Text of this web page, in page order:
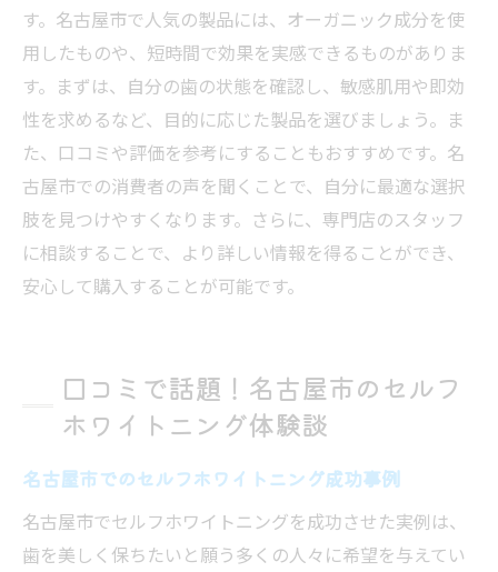
す。名古屋市で人気の製品には、オーガニック成分を使
用したものや、短時間で効果を実感できるものがありま
す。まずは、自分の歯の状態を確認し、敏感肌用や即効
性を求めるなど、目的に応じた製品を選びましょう。ま
た、口コミや評価を参考にすることもおすすめです。名
古屋市での消費者の声を聞くことで、自分に最適な選択
肢を見つけやすくなります。さらに、専門店のスタッフ
に相談することで、より詳しい情報を得ることができ、
安心して購入することが可能です。
口コミで話題！名古屋市のセルフ
ホワイトニング体験談
名古屋市でのセルフホワイトニング成功事例
名古屋市でセルフホワイトニングを成功させた実例は、
歯を美しく保ちたいと願う多くの人々に希望を与えてい